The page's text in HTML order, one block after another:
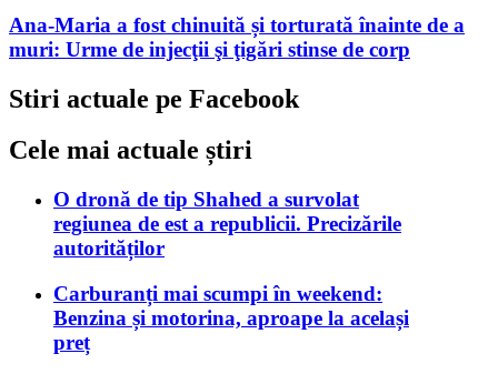
Ana-Maria a fost chinuită și torturată înainte de a
muri: Urme de injecţii şi ţigări stinse de corp
Stiri actuale pe Facebook
Cele mai actuale știri
O dronă de tip Shahed a survolat
regiunea de est a republicii. Precizările
autorităților
Carburanți mai scumpi în weekend:
Benzina și motorina, aproape la același
preț